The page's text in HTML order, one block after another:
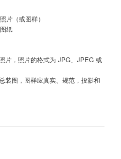
片（或图样）
纸
片，照片的格式为 JPG、JPEG 或
装图，图样应真实、规范，投影和